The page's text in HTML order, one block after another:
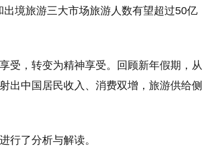
境旅游三大市场旅游人数有望超过50亿
受，转变为精神享受。回顾新年假期，从
出中国居民收入、消费双增，旅游供给侧
行了分析与解读。